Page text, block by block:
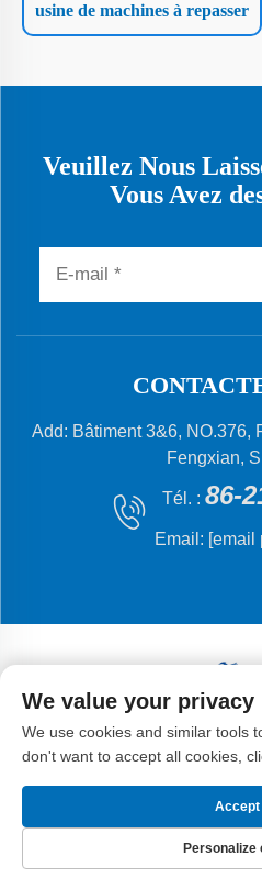
usine de machines à repasser
Veuillez Nous
Vous Avez
Add: Bâtiment 3&6, NO.376,
Fengxian,
Tél. : 86-
Email: [email
Droits d'auteur © 2024
PAGE D'ACCUEIL PRODUITS
We value your privacy
We use cookies and similar tools
don't want to accept all cookies,
Personalize
Accept